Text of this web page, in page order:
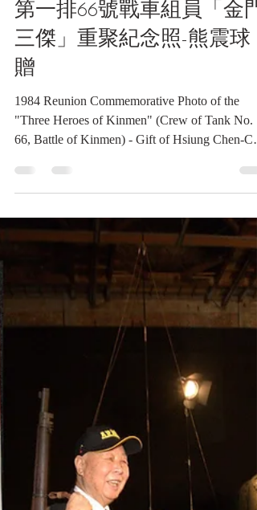
1月29日 讀畢需時 3 分鐘
第一排66號戰車組員「金門
三傑」重聚紀念照-熊震球
贈
"Three Heroes of Kinmen" (Crew of Tank No.
66, Battle of Kinmen) - Gift of Hsiung Chen-
民國73年，金門戰役戰三連第一排66號戰車
員「金門三傑」重聚紀念照-熊震球 贈
《Black Water Museum Collections | 黑水博物
館藏》 民國73年，金門戰役「金門三傑」重
聚紀念照 1. 基本資料 文物名稱 ：民國73年
金門戰役戰三連第一排66號戰車組員「金門
傑」重聚紀念照-熊震球 贈 英文名稱 ：1984
Reunion Commemorative Photo of the "Three
Heroes of Kinmen" (Crew of Tank No. 66,
of Kinmen) - Gift of Hsiung Chen-Chiu 拍照年
：民國73年(1984) 拍照單位 ：私人拍攝 館藏
單位 ：黑水博物館(Black Wa